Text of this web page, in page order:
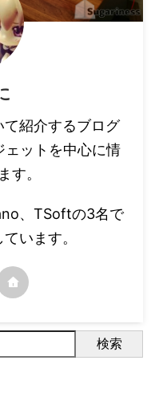
紹介するブログ
ェットを中心に情
す。
、TSoftの3名で
います。
検索